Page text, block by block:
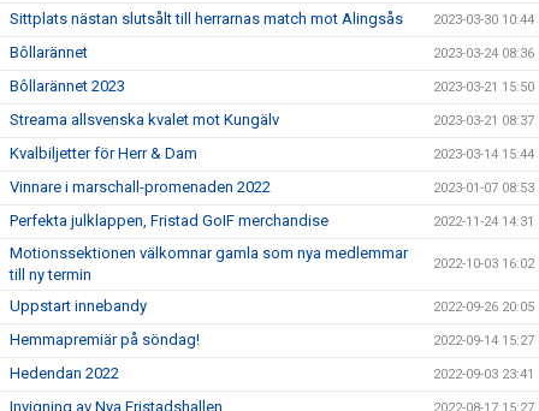
Sittplats nästan slutsålt till herrarnas match mot Alingsås 2023-03-30 10:44
Bôllarännet 2023-03-24 08:36
Bôllarännet 2023 2023-03-21 15:50
Streama allsvenska kvalet mot Kungälv 2023-03-21 08:37
Kvalbiljetter för Herr & Dam 2023-03-14 15:44
Vinnare i marschall-promenaden 2022 2023-01-07 08:53
Perfekta julklappen, Fristad GoIF merchandise 2022-11-24 14:31
Motionssektionen välkomnar gamla som nya medlemmar
till ny termin
2022-10-03 16:02
Uppstart innebandy 2022-09-26 20:05
Hemmapremiär på söndag! 2022-09-14 15:27
Hedendan 2022 2022-09-03 23:41
Invigning av Nya Fristadshallen